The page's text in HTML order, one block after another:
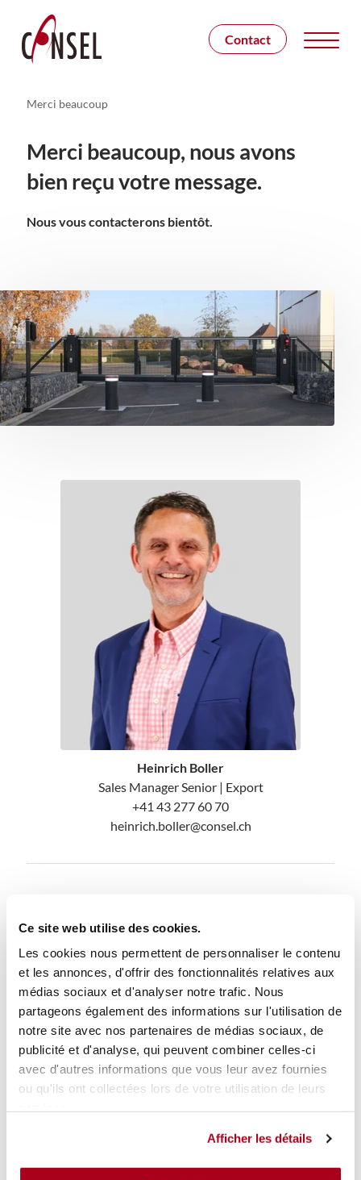
Ce site web utilise des cookies.
Les cookies nous permettent de personnaliser le contenu
et les annonces, d'offrir des fonctionnalités relatives aux
médias sociaux et d'analyser notre trafic. Nous
partageons également des informations sur l'utilisation de
notre site avec nos partenaires de médias sociaux, de
publicité et d'analyse, qui peuvent combiner celles-ci
avec d'autres informations que vous leur avez fournies
ou qu'ils ont collectées lors de votre utilisation de leurs
Afficher les détails
Contact
Merci beaucoup
Merci beaucoup, nous avons
bien reçu votre message.
Nous vous contacterons bientôt.
Heinrich Boller
Sales Manager Senior | Export
+41 43 277 60 70
heinrich.boller@consel.ch
Nous répondons à vos questions et trouvons
avec vous la meilleure solution.
Faire une demande